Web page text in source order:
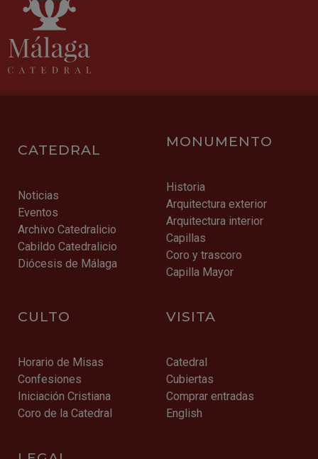
CATEDRAL
Noticias
Eventos
Archivo Catedralicio
Cabildo Catedralicio
Diócesis de Málaga
MONUMENTO
Historia
Arquitectura exterior
Arquitectura interior
Capillas
Coro y trascoro
Capilla Mayor
CULTO
Horario de Misas
Confesiones
Iniciación Cristiana
Coro de la Catedral
VISITA
Catedral
Cubiertas
Comprar entradas
English